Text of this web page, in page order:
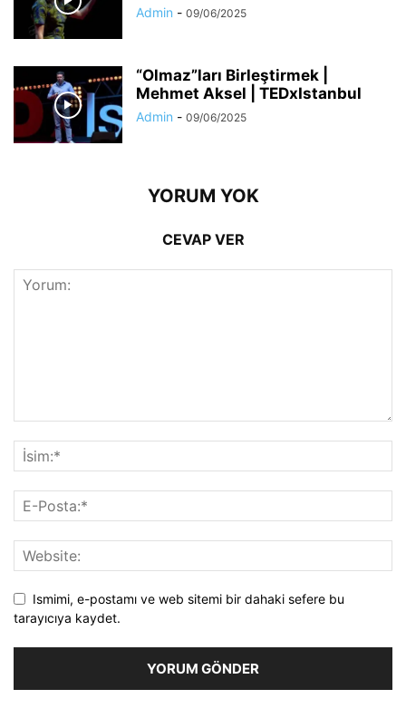
Admin - 09/06/2025
“Olmaz”ları Birleştirmek |
Mehmet Aksel | TEDxIstanbul
Admin - 09/06/2025
YORUM YOK
CEVAP VER
Ismimi, e-postamı ve web sitemi bir dahaki sefere bu
tarayıcıya kaydet.